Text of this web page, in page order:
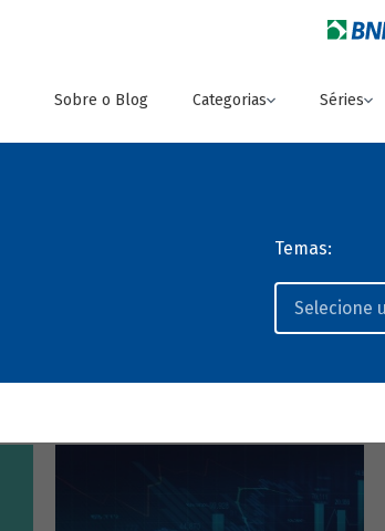
Sobre o Blog Categorias Séries
Temas: